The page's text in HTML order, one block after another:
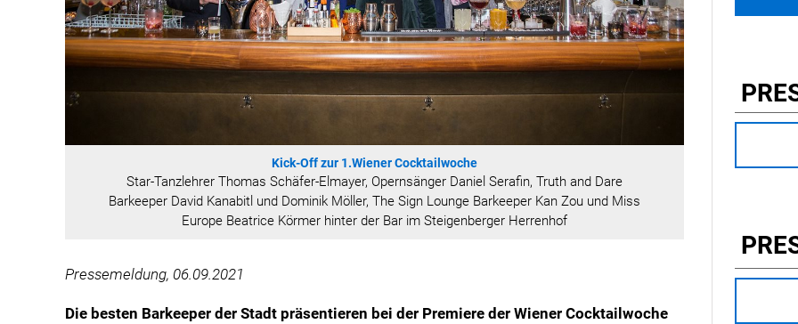
Kick-Off zur 1.Wiener Cocktailwoche
Star-Tanzlehrer Thomas Schäfer-Elmayer, Opernsänger Daniel Serafin, Truth and Dare
Barkeeper David Kanabitl und Dominik Möller, The Sign Lounge Barkeeper Kan Zou und Miss
Europe Beatrice Körmer hinter der Bar im Steigenberger Herrenhof
Pressemeldung, 06.09.2021
Die besten Barkeeper der Stadt präsentieren bei der Premiere der Wiener Cocktailwoche